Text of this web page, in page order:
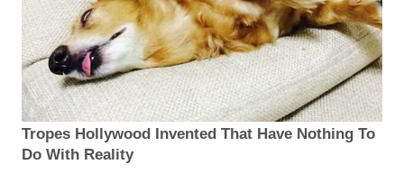
Tropes Hollywood Invented That Have Nothing To
Do With Reality